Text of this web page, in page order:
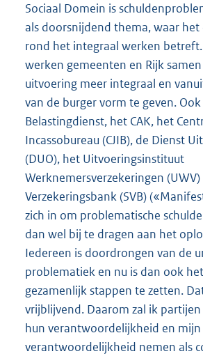
Sociaal Domein is
als doorsnijdend thema, waar
rond het integraal werken
werken gemeenten en Rijk
uitvoering meer integraal en
van de burger vorm te geven. Ook
Belastingdienst, het CAK, het
Incassobureau (CJIB), de Dienst
(DUO), het Uitvoeringsinstituut
Werknemersverzekeringen (UWV)
Verzekeringsbank (SVB)
zich in om problematische
dan wel bij te dragen aan het
Iedereen is doordrongen van de
problematiek en nu is dan ook
gezamenlijk stappen te zetten.
vrijblijvend. Daarom zal ik
hun verantwoordelijkheid en mijn
verantwoordelijkheid nemen als